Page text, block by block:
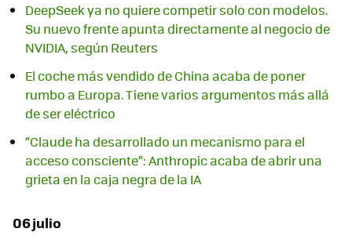
DeepSeek ya no quiere competir solo con modelos.
Su nuevo frente apunta directamente al negocio de
NVIDIA, según Reuters
El coche más vendido de China acaba de poner
rumbo a Europa. Tiene varios argumentos más allá
de ser eléctrico
“Claude ha desarrollado un mecanismo para el
acceso consciente”: Anthropic acaba de abrir una
grieta en la caja negra de la IA
06 julio